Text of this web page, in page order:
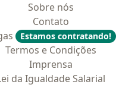
Sobre nós
Contato
Estamos contratando!
Termos e Condições
Imprensa
da Igualdade Salarial